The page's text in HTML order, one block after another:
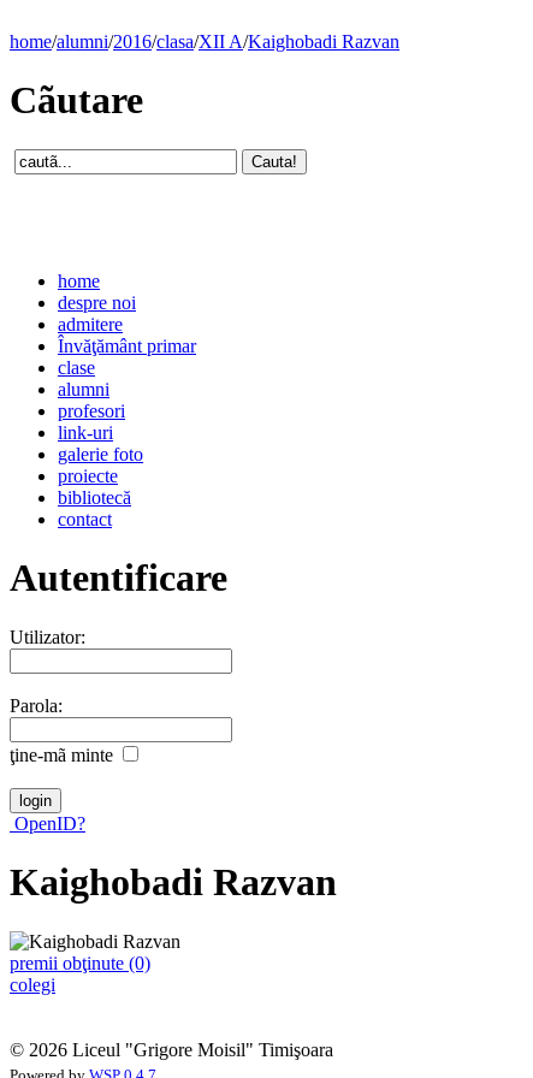
home/alumni/2016/clasa/XII A/Kaighobadi Razvan
Cãutare
home
despre noi
admitere
Învăţământ primar
clase
alumni
profesori
link-uri
galerie foto
proiecte
bibliotecă
contact
Autentificare
Utilizator:
Parola:
ţine-mã minte
OpenID?
Kaighobadi Razvan
premii obţinute (0)
colegi
© 2026 Liceul "Grigore Moisil" Timişoara